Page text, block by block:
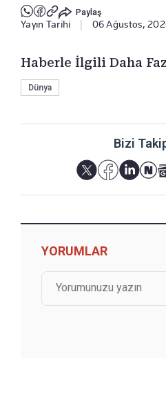
Paylaş
Yayın Tarihi 06 Ağustos,
Haberle İlgili Daha
Dünya
Bizi
YORUMLAR